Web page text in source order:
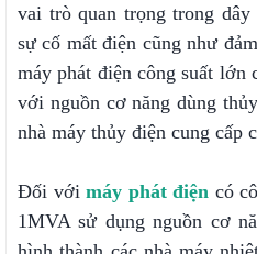
vai trò quan trọng trong
sự cố mất điện cũng như
máy phát điện công suất lớn
với nguồn cơ năng dùng
nhà máy thủy điện cung cấp
Đối vớimáy phát điện có
1MVA sử dụng nguồn cơ